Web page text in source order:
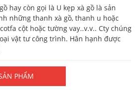
hay còn gọi là U kẹp xà gồ là sản
những thanh xà gồ, thanh u hoặc
cột hoặc tường vay..v.v.. Cty chúng
vật tư công trình. Hân hạnh được
PHẨM